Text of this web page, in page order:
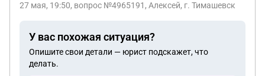
категории Д, а после должен вереутся в мвд для
мне выплаты от мвд при увольнении по
состоянию здоровья? И также в мвд говорят что
должны сначала поставить на должность, а после
27 мая, 19:50, вопрос №4965191, Алексей, г. Тимашевск
У вас похожая ситуация?
Опишите свои детали — юрист подскажет, что
делать.